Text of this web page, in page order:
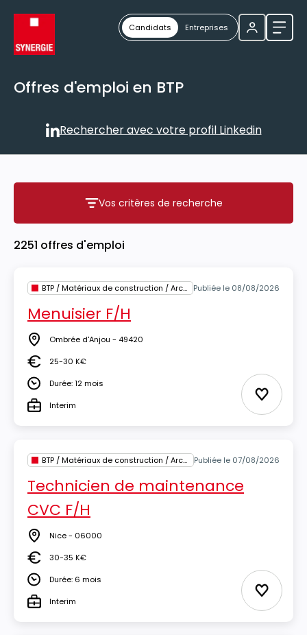
Candidats Entreprises
Offres d'emploi en BTP
Rechercher avec votre
Rechercher avec votre profil Linkedin
Vos critères de recherche
Vos critères de recherche
2251 offres d'emploi
BTP / Matériaux de construction / Architecture Publiée le 08/08/2026
Menuisier F/H
Lieu Ombrée d'Anjou - 49420
Salaire25-30 K€
DuréeDurée: 12 mois
TypeInterim Ajouter
BTP / Matériaux de construction / Architecture Publiée le 07/08/2026
Technicien de maintenance
CVC F/H
Lieu Nice - 06000
Salaire30-35 K€
DuréeDurée: 6 mois
TypeInterim Ajouter